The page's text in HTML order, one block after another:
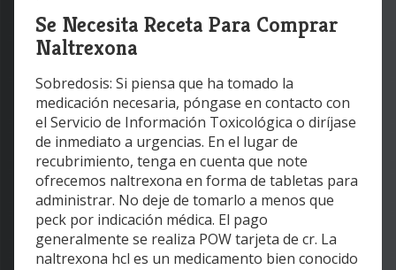
Se Necesita Receta Para Comprar
Naltrexona
Sobredosis: Si piensa que ha tomado la
medicación necesaria, póngase en contacto con
el Servicio de Información Toxicológica o diríjase
de inmediato a urgencias. En el lugar de
recubrimiento, tenga en cuenta que note
ofrecemos naltrexona en forma de tabletas para
administrar. No deje de tomarlo a menos que
peck por indicación médica. El pago
generalmente se realiza POW tarjeta de cr. La
naltrexona hcl es un medicamento bien conocido